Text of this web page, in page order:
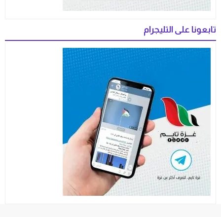
تابعونا على التليجرام